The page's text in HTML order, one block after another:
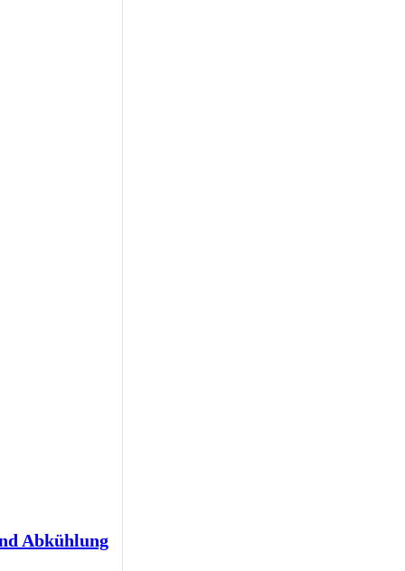
Abkühlung